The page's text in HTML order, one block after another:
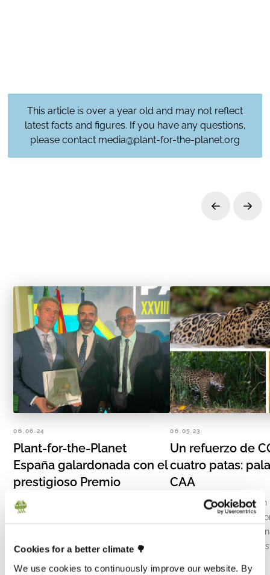
Cookies for a better climate 🌳
We use cookies to continuously improve our website. By
This article is over a year old and may not reflect
latest facts and figures. If you have any questions,
please contact media@plant-for-the-planet.org
Prev Next
06.06.24
Plant-for-the-Planet
España galardonada con el
prestigioso Premio
Andalucía de Medio
Ambiente 2024 en el Dia
Ambiente
Jordi Juanós, Director Fundación Plant-
06.05.23
Un refuerzo de
cuatro patas:
CAA
Un estudio publicado
descubierto hallazgos
sobre el papel de la
del carbono de un